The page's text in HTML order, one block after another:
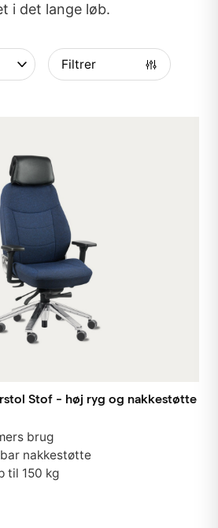
i det lange løb.
Filtrer
Stof - høj ryg og nakkestøtte
brug
nakkestøtte
til 150 kg